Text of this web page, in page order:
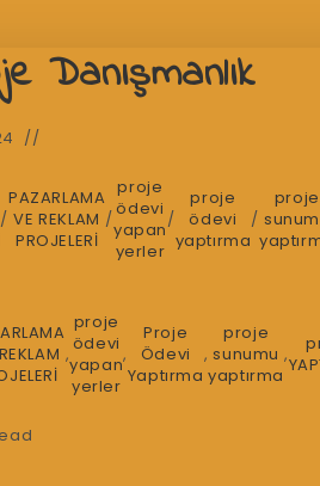
Danışmanlık
/
PAZARLAMA
VE REKLAM
PROJELERİ
/
proje
ödevi
yapan
yerler
/
proje
ödevi
yaptırma
/
proje
,
proje
ödevi
yapan
yerler
,
Proje
Ödevi
Yaptırma
,
proje
sunumu
yaptırma
,